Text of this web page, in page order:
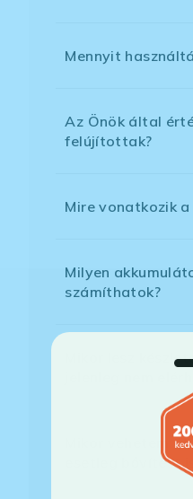
Mennyit
Az Önök által
felújítottak?
Mire vonatkozik
Milyen
számíthatok?
Mikor lesz
Mikor vehetem át
esetleg bővítést